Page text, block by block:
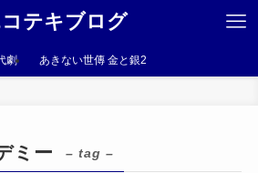
テキブログ
劇 あきない世傳 金と銀2
ミー – tag –